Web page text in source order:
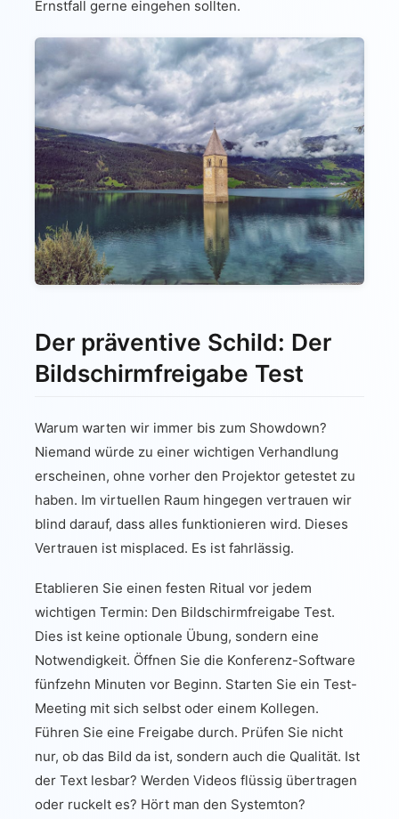
Ernstfall gerne eingehen sollten.
Der präventive Schild: Der
Bildschirmfreigabe Test
Warum warten wir immer bis zum Showdown?
Niemand würde zu einer wichtigen Verhandlung
erscheinen, ohne vorher den Projektor getestet zu
haben. Im virtuellen Raum hingegen vertrauen wir
blind darauf, dass alles funktionieren wird. Dieses
Vertrauen ist misplaced. Es ist fahrlässig.
Etablieren Sie einen festen Ritual vor jedem
wichtigen Termin: Den Bildschirmfreigabe Test.
Dies ist keine optionale Übung, sondern eine
Notwendigkeit. Öffnen Sie die Konferenz-Software
fünfzehn Minuten vor Beginn. Starten Sie ein Test-
Meeting mit sich selbst oder einem Kollegen.
Führen Sie eine Freigabe durch. Prüfen Sie nicht
nur, ob das Bild da ist, sondern auch die Qualität. Ist
der Text lesbar? Werden Videos flüssig übertragen
oder ruckelt es? Hört man den Systemton?